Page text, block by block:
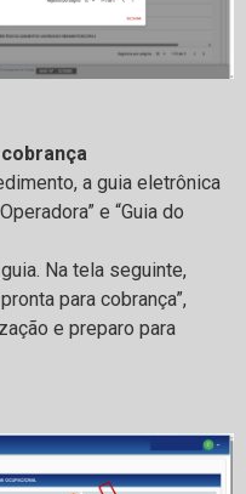
a guia eletrônica
e “Guia do
Na tela seguinte,
para cobrança”,
e preparo para